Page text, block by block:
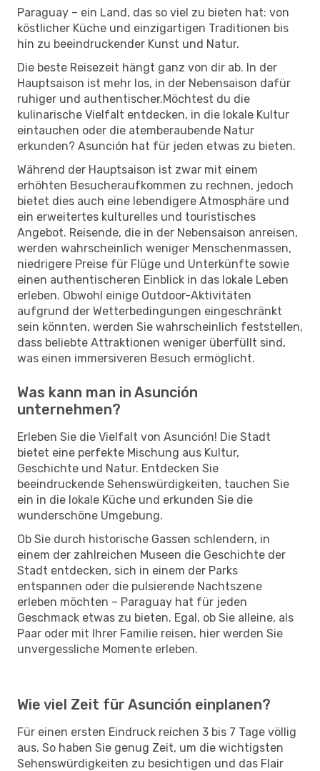
Paraguay – ein Land, das so viel zu bieten hat: von
köstlicher Küche und einzigartigen Traditionen bis
hin zu beeindruckender Kunst und Natur.
Die beste Reisezeit hängt ganz von dir ab. In der
Hauptsaison ist mehr los, in der Nebensaison dafür
ruhiger und authentischer.Möchtest du die
kulinarische Vielfalt entdecken, in die lokale Kultur
eintauchen oder die atemberaubende Natur
erkunden? Asunción hat für jeden etwas zu bieten.
Während der Hauptsaison ist zwar mit einem
erhöhten Besucheraufkommen zu rechnen, jedoch
bietet dies auch eine lebendigere Atmosphäre und
ein erweitertes kulturelles und touristisches
Angebot. Reisende, die in der Nebensaison anreisen,
werden wahrscheinlich weniger Menschenmassen,
niedrigere Preise für Flüge und Unterkünfte sowie
einen authentischeren Einblick in das lokale Leben
erleben. Obwohl einige Outdoor-Aktivitäten
aufgrund der Wetterbedingungen eingeschränkt
sein könnten, werden Sie wahrscheinlich feststellen,
dass beliebte Attraktionen weniger überfüllt sind,
was einen immersiveren Besuch ermöglicht.
Was kann man in Asunción
unternehmen?
Erleben Sie die Vielfalt von Asunción! Die Stadt
bietet eine perfekte Mischung aus Kultur,
Geschichte und Natur. Entdecken Sie
beeindruckende Sehenswürdigkeiten, tauchen Sie
ein in die lokale Küche und erkunden Sie die
wunderschöne Umgebung.
Ob Sie durch historische Gassen schlendern, in
einem der zahlreichen Museen die Geschichte der
Stadt entdecken, sich in einem der Parks
entspannen oder die pulsierende Nachtszene
erleben möchten – Paraguay hat für jeden
Geschmack etwas zu bieten. Egal, ob Sie alleine, als
Paar oder mit Ihrer Familie reisen, hier werden Sie
unvergessliche Momente erleben.
Wie viel Zeit für Asunción einplanen?
Für einen ersten Eindruck reichen 3 bis 7 Tage völlig
aus. So haben Sie genug Zeit, um die wichtigsten
Sehenswürdigkeiten zu besichtigen und das Flair